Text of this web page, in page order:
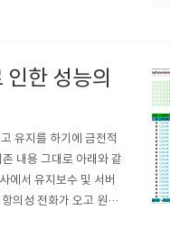
한 성능의
유지를 하기에 금전적
내용 그대로 아래와 같
에서 유지보수 및 서버
의성 전화가 오고 원인
상태 확인 MySQL Slo